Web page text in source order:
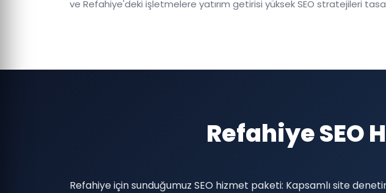
ve Refahiye'deki işletmelere yatırım getirisi yüksek SEO stratejileri
Refahiye SEO
Refahiye için sunduğumuz SEO hizmet paketi: Kapsamlı site